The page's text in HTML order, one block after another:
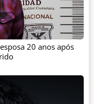
20 anos após